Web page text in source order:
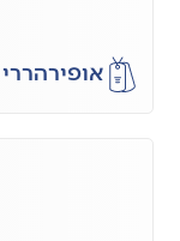
אופירהררי